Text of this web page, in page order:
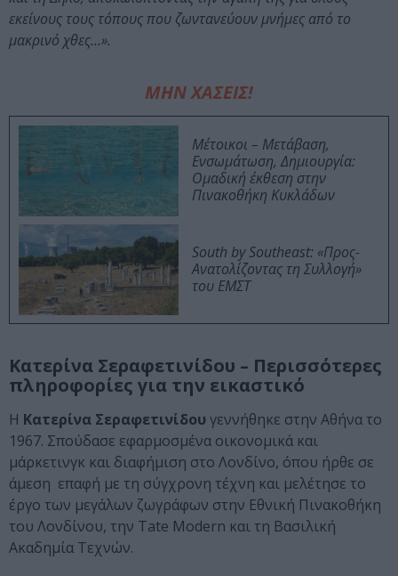
εκείνους τους τόπους που ζωντανεύουν μνήμες από το
μακρινό χθες…».
ΜΗΝ ΧΑΣΕΙΣ!
Μέτοικοι – Μετάβαση,
Ενσωμάτωση, Δημιουργία:
Ομαδική έκθεση στην
Πινακοθήκη Κυκλάδων
South by Southeast: «Προς-
Ανατολίζοντας τη Συλλογή»
του ΕΜΣΤ
Κατερίνα Σεραφετινίδου – Περισσότερες
πληροφορίες για την εικαστικό
Η Κατερίνα Σεραφετινίδου γεννήθηκε στην Αθήνα το
1967. Σπούδασε εφαρμοσμένα οικονομικά και
μάρκετινγκ και διαφήμιση στο Λονδίνο, όπου ήρθε σε
άμεση επαφή με τη σύγχρονη τέχνη και μελέτησε το
έργο των μεγάλων ζωγράφων στην Εθνική Πινακοθήκη
του Λονδίνου, την Tate Modern και τη Βασιλική
Ακαδημία Τεχνών.